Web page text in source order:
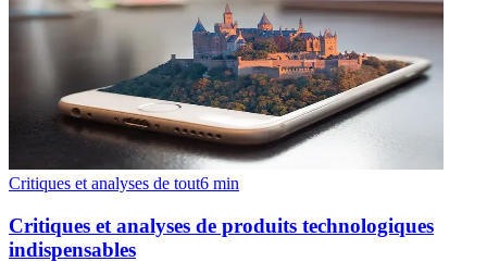
Critiques et analyses de tout6 min
Critiques et analyses de produits technologiques
indispensables